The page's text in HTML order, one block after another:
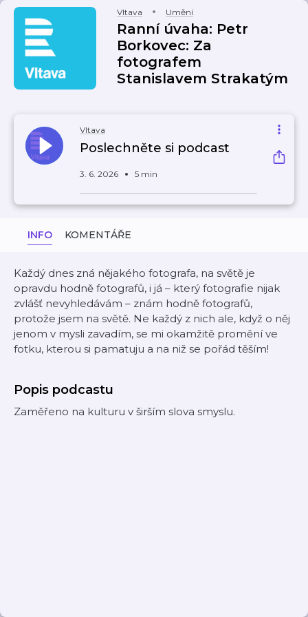
Vltava Umění
Ranní úvaha: Petr
Borkovec: Za
fotografem
Stanislavem Strakatým
Vltava
Poslechněte si podcast
3. 6. 2026 5 min
INFO KOMENTÁŘE
Každý dnes zná nějakého fotografa, na světě je
opravdu hodně fotografů, i já – který fotografie nijak
zvlášť nevyhledávám – znám hodně fotografů,
protože jsem na světě. Ne každý z nich ale, když o něj
jenom v mysli zavadím, se mi okamžitě promění ve
fotku, kterou si pamatuju a na niž se pořád těším!
Popis podcastu
Zaměřeno na kulturu v širším slova smyslu.